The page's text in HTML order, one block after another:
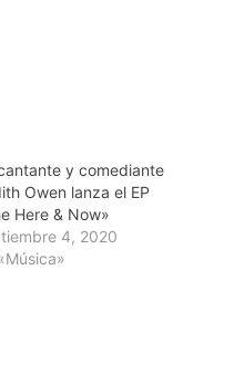
y comediante
Owen lanza el EP
Here & Now»
4, 2020